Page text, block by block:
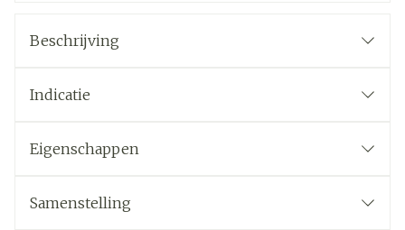
Beschrijving
Indicatie
Eigenschappen
Samenstelling